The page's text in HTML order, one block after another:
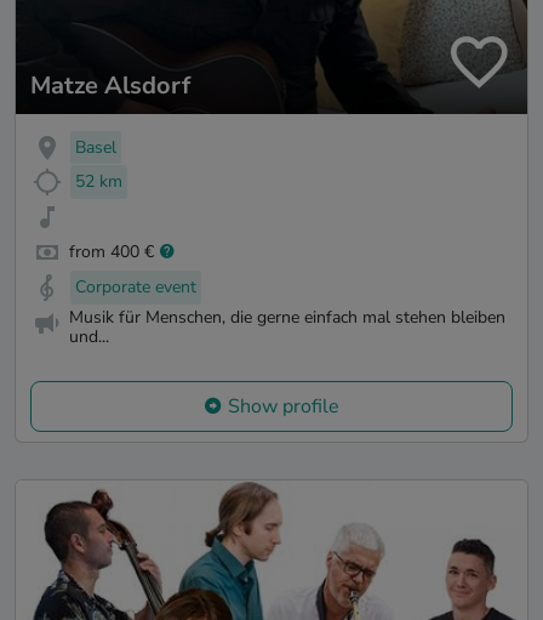
Matze Alsdorf
Basel
52 km
from 400 €
Corporate event
Musik für Menschen, die gerne einfach mal stehen bleiben
und...
Show profile